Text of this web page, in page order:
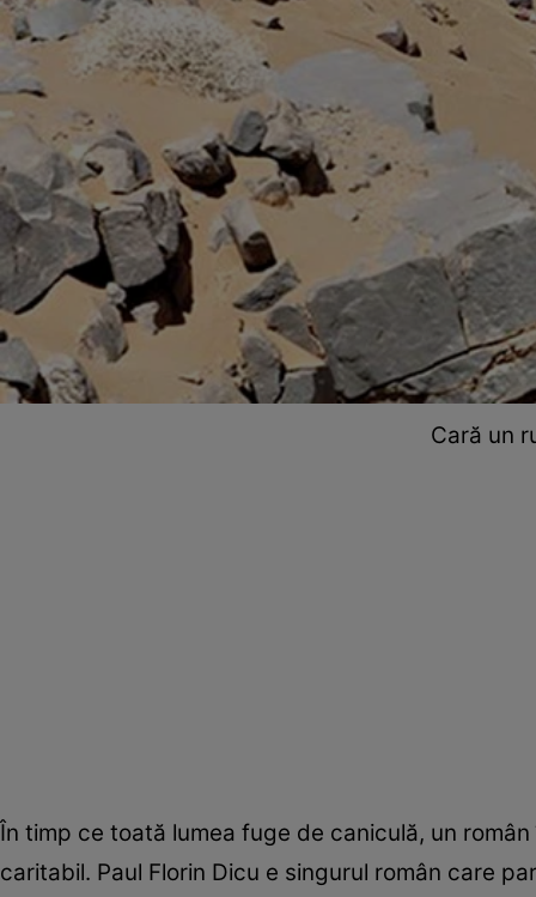
Cară un
În timp ce toată lumea fuge de caniculă, un
caritabil. Paul Florin Dicu e singurul român care